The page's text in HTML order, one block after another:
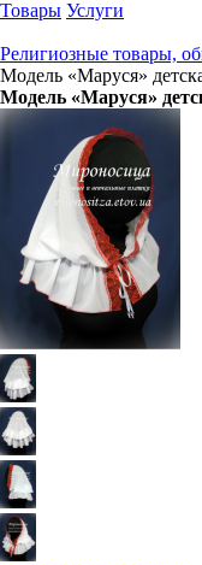
Товары Услуги
Религиозные товары,
Модель «Маруся»
Модель «Маруся»